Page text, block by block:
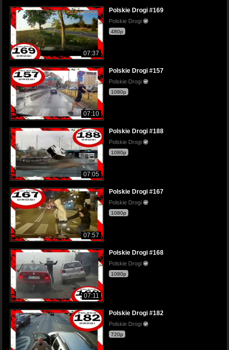
07:37
Polskie Drogi #169
Polskie Drogi
480p
07:10
Polskie Drogi #157
Polskie Drogi
1080p
07:05
Polskie Drogi #188
Polskie Drogi
1080p
07:57
Polskie Drogi #167
Polskie Drogi
1080p
07:11
Polskie Drogi #168
Polskie Drogi
1080p
Polskie Drogi #182
Polskie Drogi
720p